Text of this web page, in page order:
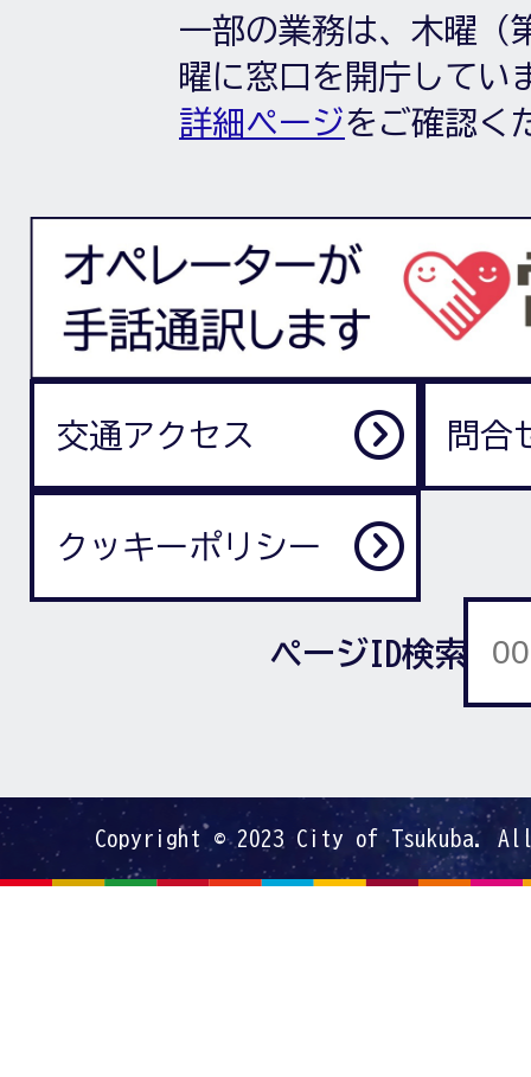
一部の業務は、木曜（
曜に窓口を開庁してい
詳細ページをご確認く
交通アクセス 問合
クッキーポリシー
ページID検索
Copyright © 2023 City of Tsukuba.